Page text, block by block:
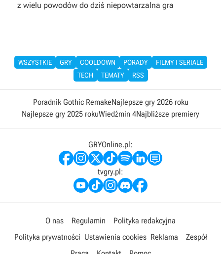
z wielu powodów do dziś niepowtarzalna gra
WSZYSTKIE GRY COOLDOWN PORADY
FILMY I SERIALE
TECH
TEMATY RSS
Poradnik Gothic RemakeNajlepsze gry 2026 roku
Najlepsze gry 2025 rokuWiedźmin 4Najbliższe premiery
GRYOnline.pl:
tvgry.pl:
O nas Regulamin
Polityka redakcyjna
Polityka prywatności Ustawienia cookies Reklama
Zespół